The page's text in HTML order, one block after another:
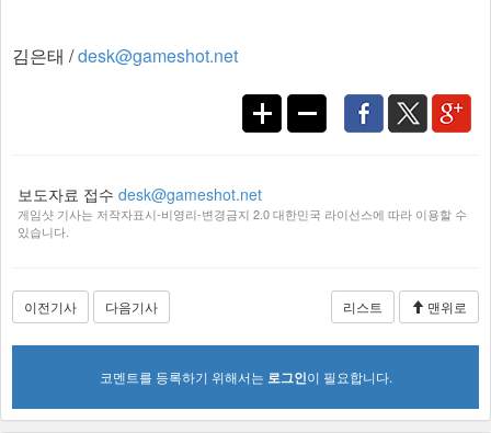
김은태 /desk@gameshot.net
보도자료 접수 desk@gameshot.net
게임샷 기사는 저작자표시-비영리-변경금지 2.0 대한민국 라이선스에 따라 이용할 수
있습니다.
이전기사 다음기사 리스트 맨위로
코멘트를 등록하기 위해서는 로그인이 필요합니다.